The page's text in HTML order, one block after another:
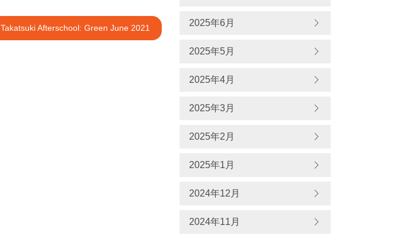
Takatsuki Afterschool: Green June 2021 2025年6月
2025年5月
2025年4月
2025年3月
2025年2月
2025年1月
2024年12月
2024年11月